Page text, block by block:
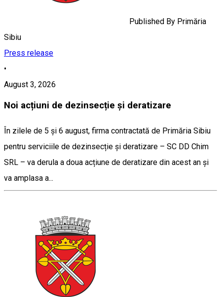
Published By Primăria
Sibiu
Press release
•
August 3, 2026
Noi acțiuni de dezinsecție și deratizare
În zilele de 5 și 6 august, firma contractată de Primăria Sibiu
pentru serviciile de dezinsecție și deratizare – SC DD Chim
SRL – va derula a doua acțiune de deratizare din acest an și
va amplasa a...